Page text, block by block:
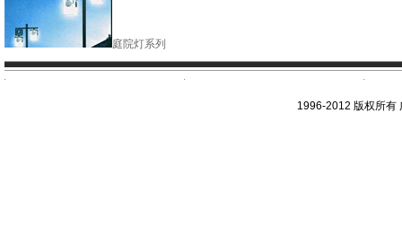
庭院灯系列
1996-2012 版权所